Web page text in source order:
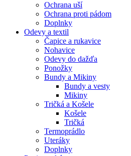
Ochrana uší
Ochrana proti pádom
Doplnky
Odevy a textil
Čapice a rukavice
Nohavice
Odevy do dažďa
Ponožky
Bundy a Mikiny
Bundy a vesty
Mikiny
Tričká a Košele
Košele
Tričká
Termoprádlo
Uteráky
Doplnky